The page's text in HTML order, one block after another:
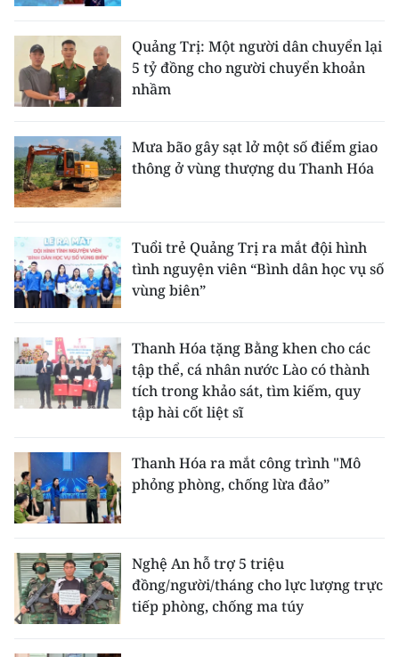
Quảng Trị: Một người dân chuyển lại
5 tỷ đồng cho người chuyển khoản
nhầm
Mưa bão gây sạt lở một số điểm giao
thông ở vùng thượng du Thanh Hóa
Tuổi trẻ Quảng Trị ra mắt đội hình
tình nguyện viên “Bình dân học vụ số
vùng biên”
Thanh Hóa tặng Bằng khen cho các
tập thể, cá nhân nước Lào có thành
tích trong khảo sát, tìm kiếm, quy
tập hài cốt liệt sĩ
Thanh Hóa ra mắt công trình "Mô
phỏng phòng, chống lừa đảo”
Nghệ An hỗ trợ 5 triệu
đồng/người/tháng cho lực lượng trực
tiếp phòng, chống ma túy